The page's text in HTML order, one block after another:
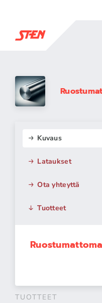
Kuvaus
Lataukset
Ota yhteyttä
Tuotteet
TUOTTEET